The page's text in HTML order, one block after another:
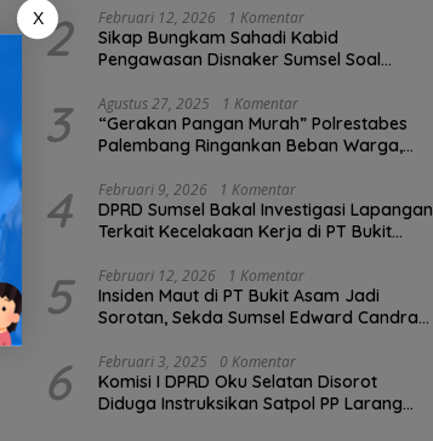
2 Februari 12, 2026 1 Komentar
Sikap Bungkam Sahadi Kabid
Pengawasan Disnaker Sumsel Soal
Pengawasan K3?
3 Agustus 27, 2025 1 Komentar
“Gerakan Pangan Murah” Polrestabes
Palembang Ringankan Beban Warga,
4 Februari 9, 2026 1 Komentar
DPRD Sumsel Bakal Investigasi Lapangan
Terkait Kecelakaan Kerja di PT Bukit
5 Februari 12, 2026 1 Komentar
Insiden Maut di PT Bukit Asam Jadi
Sorotan, Sekda Sumsel Edward Candra
6 Februari 3, 2025 0 Komentar
Komisi I DPRD Oku Selatan Disorot
Diduga Instruksikan Satpol PP Larang
X